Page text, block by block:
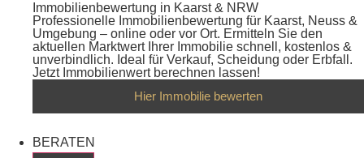
Immobilienbewertung in Kaarst & NRW
Professionelle Immobilienbewertung für Kaarst, Neuss &
Umgebung – online oder vor Ort. Ermitteln Sie den
aktuellen Marktwert Ihrer Immobilie schnell, kostenlos &
unverbindlich. Ideal für Verkauf, Scheidung oder Erbfall.
Jetzt Immobilienwert berechnen lassen!
Hier Immobilie bewerten
BERATEN